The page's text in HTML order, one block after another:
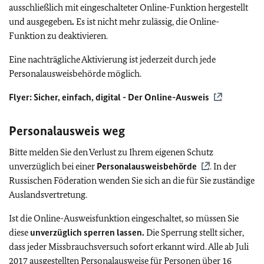
ausschließlich mit eingeschalteter Online-Funktion hergestellt
und ausgegeben. Es ist nicht mehr zulässig, die Online-
Funktion zu deaktivieren.
Eine nachträgliche Aktivierung ist jederzeit durch jede
Personalausweisbehörde möglich.
Flyer: Sicher, einfach, digital - Der Online-Ausweis
Personalausweis weg
Bitte melden Sie den Verlust zu Ihrem eigenen Schutz
unverzüglich bei einer Personalausweisbehörde
. In der
Russischen Föderation wenden Sie sich an die für Sie zuständige
Auslandsvertretung.
Ist die Online-Ausweisfunktion eingeschaltet, so müssen Sie
diese unverzüglich sperren lassen. Die Sperrung stellt sicher,
dass jeder Missbrauchsversuch sofort erkannt wird. Alle ab Juli
2017 ausgestellten Personalausweise für Personen über 16